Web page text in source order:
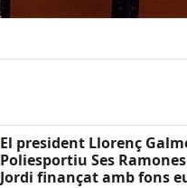
El president Llorenç
Poliesportiu Ses
Jordi finançat amb fons